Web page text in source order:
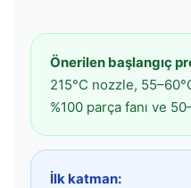
Önerilen başlangıç
215°C nozzle,
%100 parça fanı ve
İlk katman: